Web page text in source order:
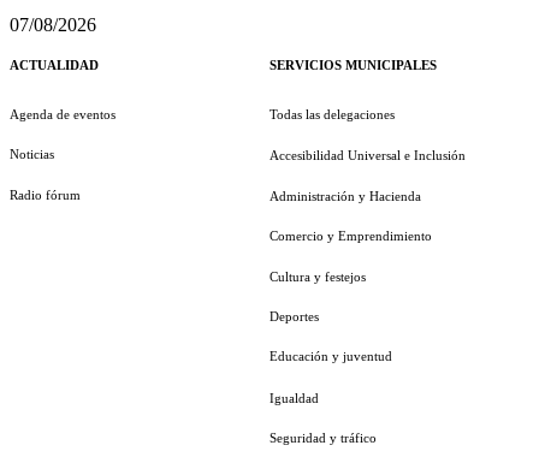
07/08/2026
ACTUALIDAD
Agenda de eventos
Noticias
Radio fórum
SERVICIOS MUNICIPALES
Todas las delegaciones
Accesibilidad Universal e Inclusión
Administración y Hacienda
Comercio y Emprendimiento
Cultura y festejos
Deportes
Educación y juventud
Igualdad
Seguridad y tráfico